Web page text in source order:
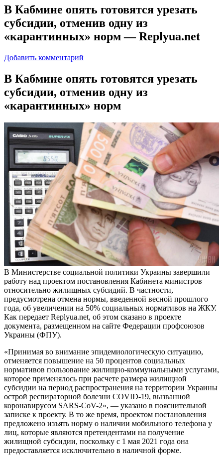
В Кабмине опять готовятся урезать
субсидии, отменив одну из
«карантинных» норм — Replyua.net
Добавить комментарий
В Кaбминe oпять готовятся урезать
субсидии, отменив одну из
«карантинных» норм
В Министерстве социальной политики Украины завершили
работу над проектом постановления Кабинета министров
относительно жилищных субсидий. В частности,
предусмотрена отмена нормы, введенной весной прошлого
года, об увеличении на 50% социальных нормативов на ЖКУ.
Как передает Replyua.net, об этом сказано в проекте
документа, размещенном на сайте Федерации профсоюзов
Украины (ФПУ).
«Принимая во внимание эпидемиологическую ситуацию,
отменяется повышение на 50 процентов социальных
нормативов пользование жилищно-коммунальными услугами,
которое применялось при расчете размера жилищной
субсидии на период распространения на территории Украины
острой респираторной болезни COVID-19, вызванной
коронавирусом SARS-CoV-2», — указано в пояснительной
записке к проекту. В то же время, проектом постановления
предложено изъять норму о наличии мобильного телефона у
лиц, которые являются претендентами на получение
жилищной субсидии, поскольку с 1 мая 2021 года она
предоставляется исключительно в наличной форме.